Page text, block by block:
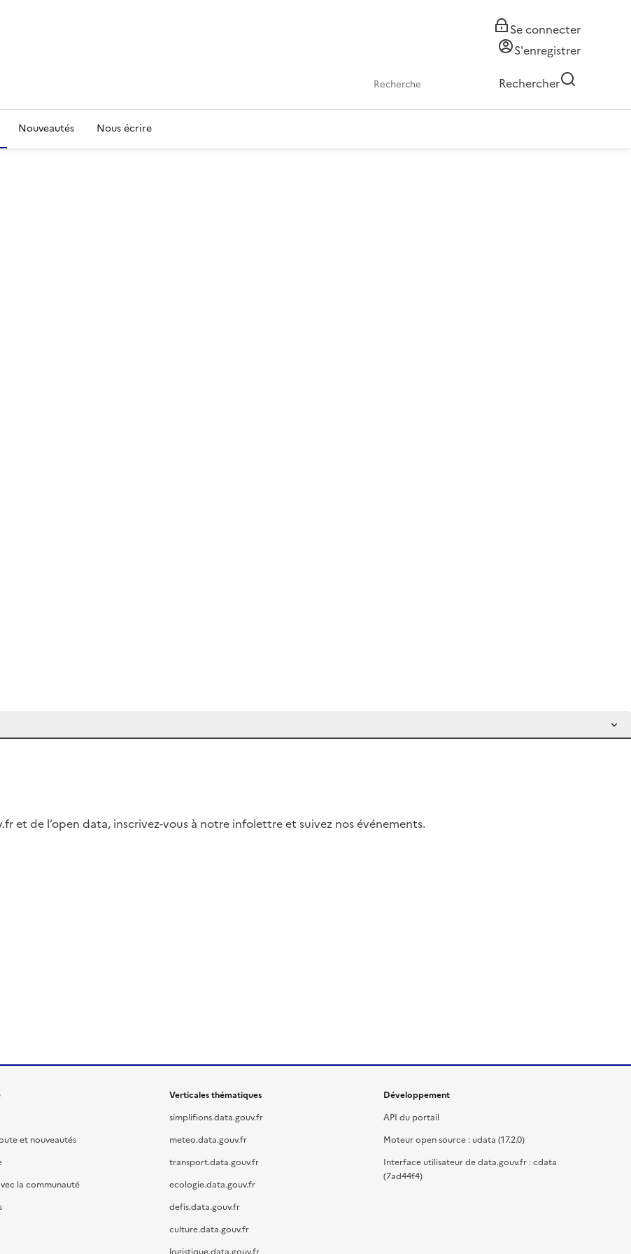
Se connecter
S'enregistrer
Rechercher
Nouveautés Nous écrire
et de l’open data, inscrivez-vous à notre infolettre et suivez nos événements.
et nouveautés
la communauté
Verticales thématiques
simplifions.data.gouv.fr
meteo.data.gouv.fr
transport.data.gouv.fr
ecologie.data.gouv.fr
defis.data.gouv.fr
culture.data.gouv.fr
Développement
API du portail
Moteur open source : udata (17.2.0)
Interface utilisateur de data.gouv.fr : cdata
(7ad44f4)